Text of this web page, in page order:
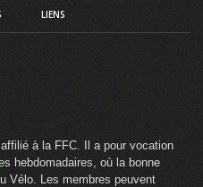
LIENS
à la FFC. Il a pour vocation
hebdomadaires, où la bonne
Vélo. Les membres peuvent